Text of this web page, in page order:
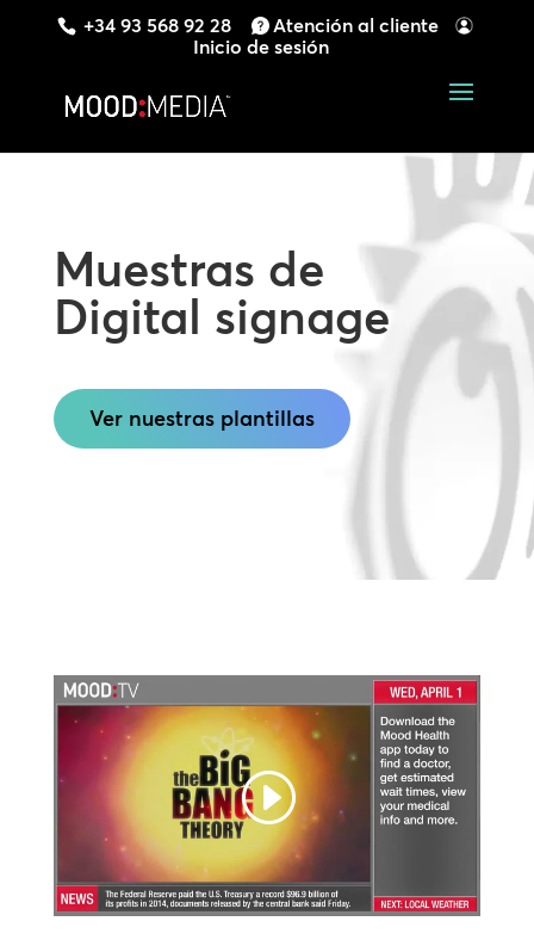
+34 93 568 92 28
Atención al cliente
Inicio de sesión
Muestras de
Digital signage
Ver nuestras plantillas